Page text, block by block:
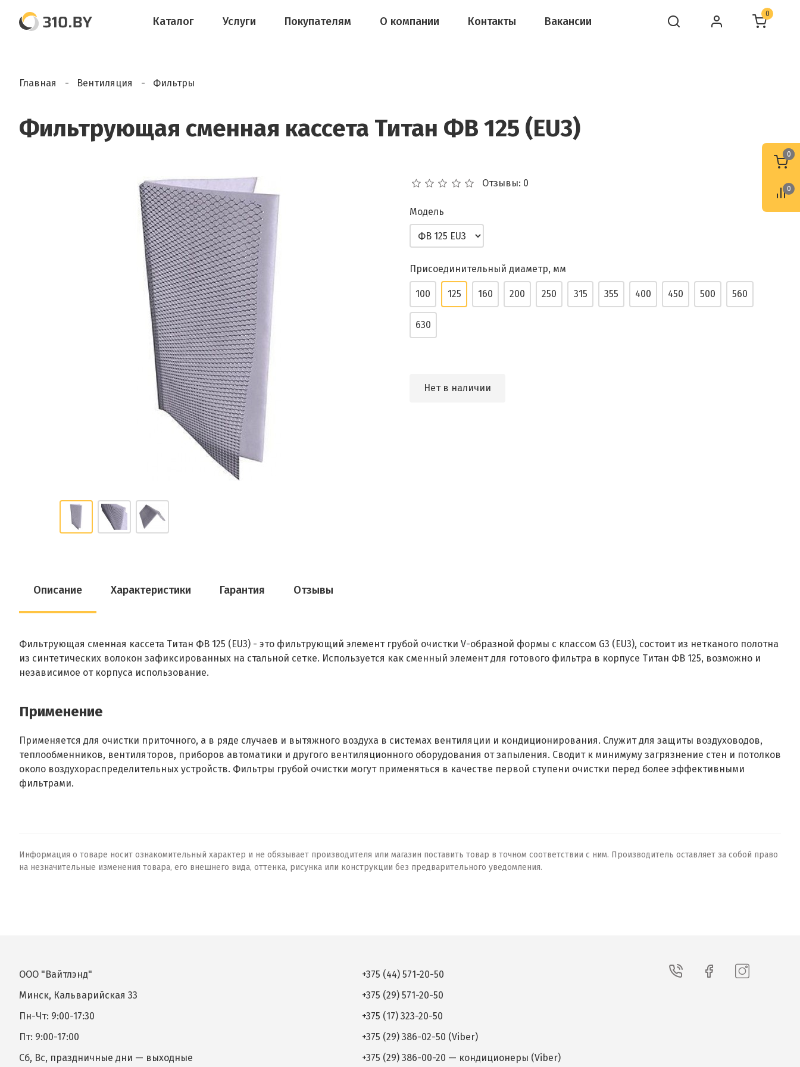
Каталог Услуги Покупателям О компании Контакты Вакансии
0
Главная Вентиляция Фильтры
Фильтрующая сменная кассета Титан ФВ 125 (EU3)
Отзывы: 0
Модель
Присоединительный диаметр, мм
100 125 160 200 250 315 355 400 450 500 560
630
Нет в наличии
Описание Характеристики Гарантия Отзывы
Фильтрующая сменная кассета Титан ФВ 125 (EU3) - это фильтрующий элемент грубой очистки V-образной формы с классом G3 (EU3), состоит из нетканого полотна
из синтетических волокон зафиксированных на стальной сетке. Используется как сменный элемент для готового фильтра в корпусе Титан ФВ 125, возможно и
независимое от корпуса использование.
Применение
Применяется для очистки приточного, а в ряде случаев и вытяжного воздуха в системах вентиляции и кондиционирования. Служит для защиты воздуховодов,
теплообменников, вентиляторов, приборов автоматики и другого вентиляционного оборудования от запыления. Сводит к минимуму загрязнение стен и потолков
около воздухораспределительных устройств. Фильтры грубой очистки могут применяться в качестве первой ступени очистки перед более эффективными
фильтрами.
Информация о товаре носит ознакомительный характер и не обязывает производителя или магазин поставить товар в точном соответствии с ним. Производитель оставляет за собой право
на незначительные изменения товара, его внешнего вида, оттенка, рисунка или конструкции без предварительного уведомления.
ООО "Вайтлэнд"
Минск, Кальварийская 33
Пн-Чт: 9:00-17:30
Пт: 9:00-17:00
Сб, Вс, праздничные дни — выходные
+375 (44) 571-20-50
+375 (29) 571-20-50
+375 (17) 323-20-50
+375 (29) 386-02-50 (Viber)
+375 (29) 386-00-20 — кондиционеры (Viber)
0
0
0